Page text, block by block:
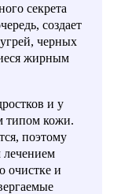
секрета
создает
черных
жирным
и у
типом кожи.
поэтому
лечением
очистке и